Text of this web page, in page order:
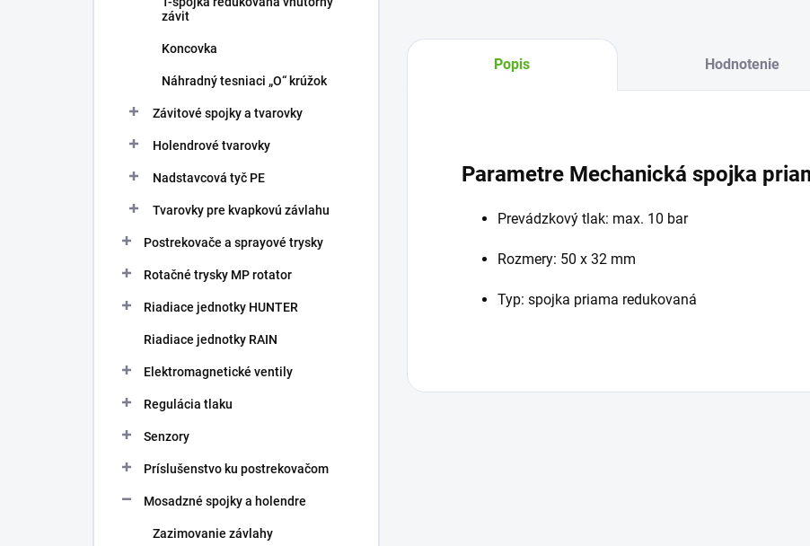
závit
Koncovka
Náhradný tesniaci „O“ krúžok
Závitové spojky a tvarovky
Holendrové tvarovky
Nadstavcová tyč PE
Tvarovky pre kvapkovú závlahu
Postrekovače a sprayové trysky
Rotačné trysky MP rotator
Riadiace jednotky HUNTER
Riadiace jednotky RAIN
Elektromagnetické ventily
Regulácia tlaku
Senzory
Príslušenstvo ku postrekovačom
Mosadzné spojky a holendre
Zazimovanie závlahy
Popis Hodnotenie
Parametre Mechanická spojka
Prevádzkový tlak: max. 10 bar
Rozmery: 50 x 32 mm
Typ: spojka priama redukovaná